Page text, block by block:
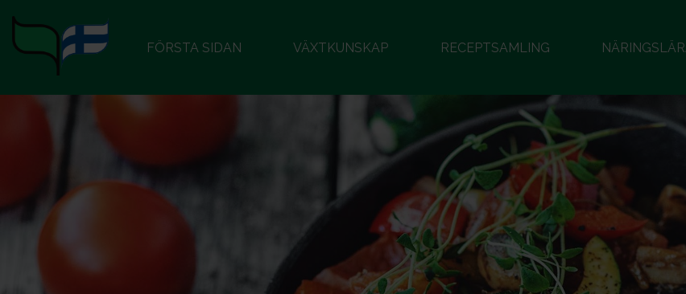
FÖRSTA SIDAN VÄXTKUNSKAP RECEPTSAMLING